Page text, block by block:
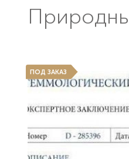
ПОД ЗАКАЗ